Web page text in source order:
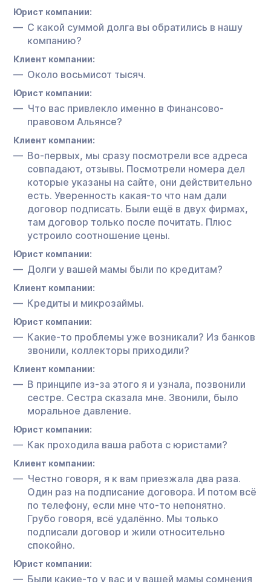
Юрист компании:
С какой суммой долга вы обратились в нашу
компанию?
Клиент компании:
Около восьмисот тысяч.
Юрист компании:
Что вас привлекло именно в Финансово-
правовом Альянсе?
Клиент компании:
Во-первых, мы сразу посмотрели все адреса
совпадают, отзывы. Посмотрели номера дел
которые указаны на сайте, они действительно
есть. Уверенность какая-то что нам дали
договор подписать. Были ещё в двух фирмах,
там договор только после почитать. Плюс
устроило соотношение цены.
Юрист компании:
Долги у вашей мамы были по кредитам?
Клиент компании:
Кредиты и микрозаймы.
Юрист компании:
Какие-то проблемы уже возникали? Из банков
звонили, коллекторы приходили?
Клиент компании:
В принципе из-за этого я и узнала, позвонили
сестре. Сестра сказала мне. Звонили, было
моральное давление.
Юрист компании:
Как проходила ваша работа с юристами?
Клиент компании:
Честно говоря, я к вам приезжала два раза.
Один раз на подписание договора. И потом всё
по телефону, если мне что-то непонятно.
Грубо говоря, всё удалённо. Мы только
подписали договор и жили относительно
спокойно.
Юрист компании:
Были какие-то у вас и у вашей мамы сомнения